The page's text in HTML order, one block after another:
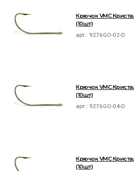
Крючок VMC
(10шт)
арт.: 9276GO-02-D
Крючок VMC
(10шт)
арт.: 9276GO-04-D
Крючок VMC
(10шт)